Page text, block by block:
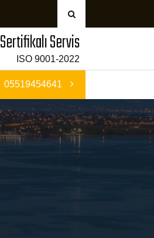
Sertifikalı Servis
ISO 9001-2022
05519454641